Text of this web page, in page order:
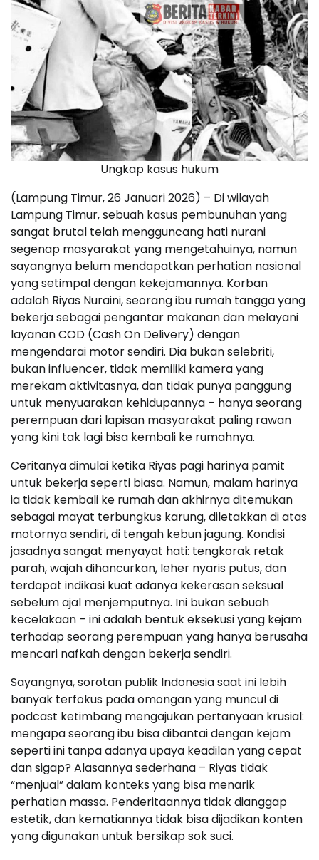
Ungkap kasus hukum
(Lampung Timur, 26 Januari 2026) – Di wilayah
Lampung Timur, sebuah kasus pembunuhan yang
sangat brutal telah mengguncang hati nurani
segenap masyarakat yang mengetahuinya, namun
sayangnya belum mendapatkan perhatian nasional
yang setimpal dengan kekejamannya. Korban
adalah Riyas Nuraini, seorang ibu rumah tangga yang
bekerja sebagai pengantar makanan dan melayani
layanan COD (Cash On Delivery) dengan
mengendarai motor sendiri. Dia bukan selebriti,
bukan influencer, tidak memiliki kamera yang
merekam aktivitasnya, dan tidak punya panggung
untuk menyuarakan kehidupannya – hanya seorang
perempuan dari lapisan masyarakat paling rawan
yang kini tak lagi bisa kembali ke rumahnya.
Ceritanya dimulai ketika Riyas pagi harinya pamit
untuk bekerja seperti biasa. Namun, malam harinya
ia tidak kembali ke rumah dan akhirnya ditemukan
sebagai mayat terbungkus karung, diletakkan di atas
motornya sendiri, di tengah kebun jagung. Kondisi
jasadnya sangat menyayat hati: tengkorak retak
parah, wajah dihancurkan, leher nyaris putus, dan
terdapat indikasi kuat adanya kekerasan seksual
sebelum ajal menjemputnya. Ini bukan sebuah
kecelakaan – ini adalah bentuk eksekusi yang kejam
terhadap seorang perempuan yang hanya berusaha
mencari nafkah dengan bekerja sendiri.
Sayangnya, sorotan publik Indonesia saat ini lebih
banyak terfokus pada omongan yang muncul di
podcast ketimbang mengajukan pertanyaan krusial:
mengapa seorang ibu bisa dibantai dengan kejam
seperti ini tanpa adanya upaya keadilan yang cepat
dan sigap? Alasannya sederhana – Riyas tidak
“menjual” dalam konteks yang bisa menarik
perhatian massa. Penderitaannya tidak dianggap
estetik, dan kematiannya tidak bisa dijadikan konten
yang digunakan untuk bersikap sok suci.